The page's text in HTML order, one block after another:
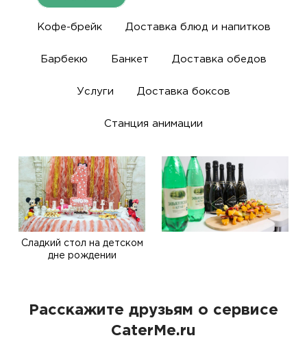
Кофе-брейк Доставка блюд и напитков
Барбекю Банкет Доставка обедов
Услуги Доставка боксов
Станция анимации
Сладкий стол на детском
дне рождении
Расскажите друзьям о сервисе
CaterMe.ru